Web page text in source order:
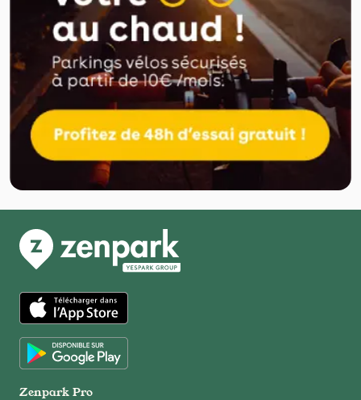
App Store
Zenpark Pro